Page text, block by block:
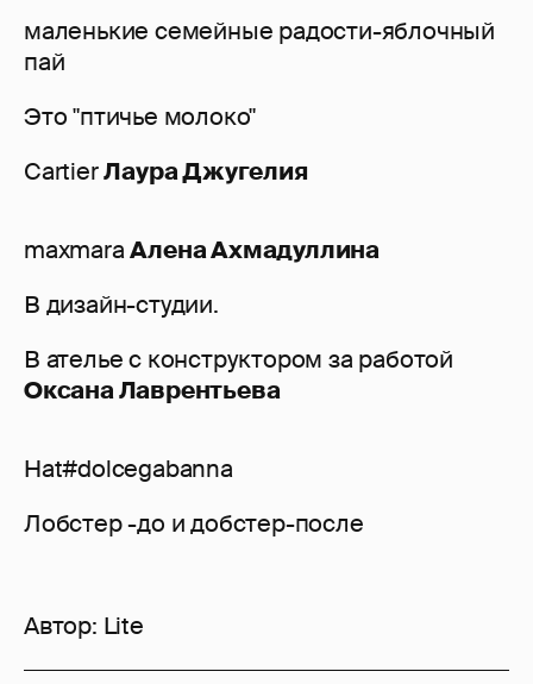
маленькие семейные радости-яблочный
пай
Это "птичье молоко"
CartierЛаура Джугелия
maxmaraАлена Ахмадуллина
В дизайн-студии.
В ателье с конструктором за работой
Оксана Лаврентьева
Hat#dolcegabanna
Лобстер -до и добстер-после
Автор: Lite